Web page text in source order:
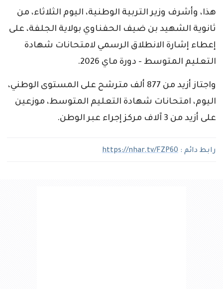
هذا، وأشرف وزير التربية الوطنية، اليوم الثلاثاء، من
ثانوية الشهيد بن ضيف الحفناوي بولاية الجلفة، على
إعطاء إشارة الانطلاق الرسمي لامتحانات شهادة
التعليم المتوسط - دورة ماي 2026.
واجتاز أزيد من 877 ألف مترشح على المستوى الوطني،
اليوم، امتحانات شهادة التعليم المتوسط، موزعين
على أزيد من 3 آلاف مركز إجراء عبر الوطن.
رابط دائم : https://nhar.tv/FZP60